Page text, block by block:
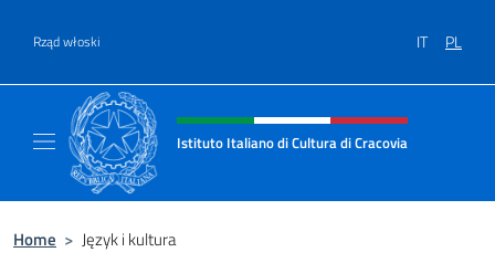
Rząd włoski IT PL
Header, social and menu of site
Istituto Italiano di Cultura di Cracovia
Home > Język i kultura